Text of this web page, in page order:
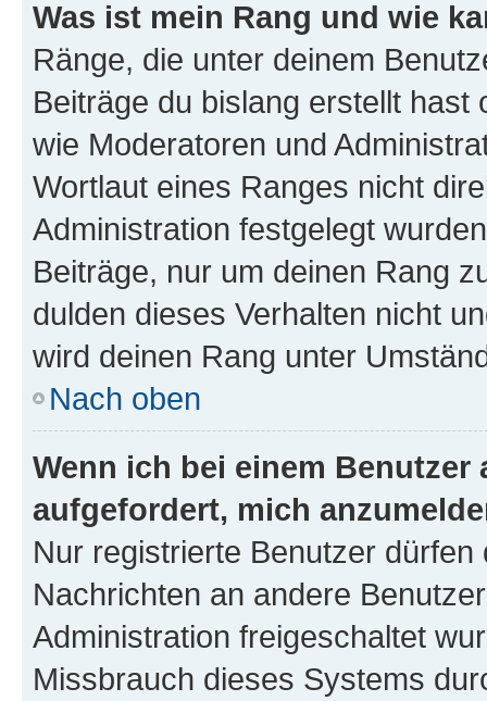
Was ist mein Rang und wie
Ränge, die unter deinem
Beiträge du bislang erstellt
wie Moderatoren und
Wortlaut eines Ranges nicht
Administration festgelegt
Beiträge, nur um deinen Rang
dulden dieses Verhalten nicht
wird deinen Rang unter
Nach oben
Wenn ich bei einem
aufgefordert, mich
Nur registrierte Benutzer
Nachrichten an andere
Administration freigeschaltet
Missbrauch dieses Systems